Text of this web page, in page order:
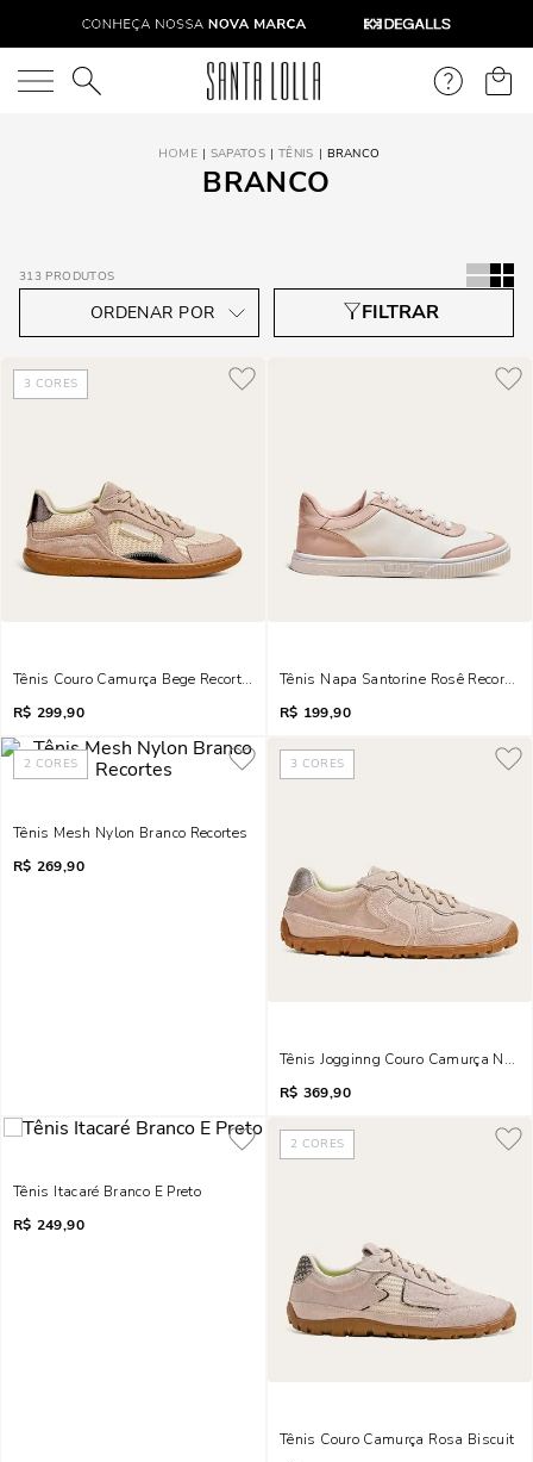
O que você está procurando?
SAPATOS TÊNIS BRANCO
BRANCO
313 PRODUTOS
3 CORES
Tênis Couro Camurça Bege Recorte Tramado
R$ 299,90
Tênis Napa Santorine Rosê Recortes
R$ 199,90
2 CORES
Tênis Mesh Nylon Branco Recortes
R$ 269,90
3 CORES
Tênis Jogginng Couro Camurça New
R$ 369,90
Tênis Itacaré Branco E Preto
R$ 249,90
2 CORES
Tênis Couro Camurça Rosa Biscuit